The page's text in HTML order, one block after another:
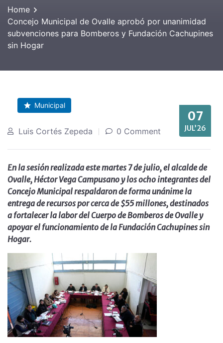
Home
Concejo Municipal de Ovalle aprobó por unanimidad
subvenciones para Bomberos y Fundación Cachupines
sin Hogar
07
JUL’26
Municipal
Luis Cortés Zepeda 0 Comment
En la sesión realizada este martes 7 de julio, el alcalde de
Ovalle, Héctor Vega Campusano y los ocho integrantes del
Concejo Municipal respaldaron de forma unánime la
entrega de recursos por cerca de $55 millones, destinados
a fortalecer la labor del Cuerpo de Bomberos de Ovalle y
apoyar el funcionamiento de la Fundación Cachupines sin
Hogar.